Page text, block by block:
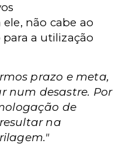
não cabe ao
a utilização
prazo e meta,
num desastre. Por
de
na